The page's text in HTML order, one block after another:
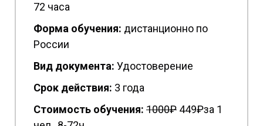
72 часа
Форма обучения: дистанционно по
России
Вид документа: Удостоверение
Срок действия: 3 года
Стоимость обучения: 1000₽ 449₽за 1